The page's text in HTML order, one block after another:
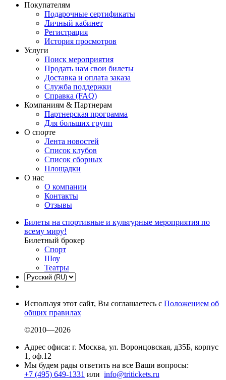
Покупателям
Подарочные сертификаты
Личный кабинет
Регистрация
История просмотров
Услуги
Поиск мероприятия
Продать нам свои билеты
Доставка и оплата заказа
Служба поддержки
Справка (FAQ)
Компаниям & Партнерам
Партнерская программа
Для больших групп
О спорте
Лента новостей
Список клубов
Список сборных
Площадки
О нас
О компании
Контакты
Отзывы
Билеты на спортивные и культурные мероприятия по
всему миру!
Билетный брокер
Спорт
Шоу
Театры
Используя этот сайт, Вы соглашаетесь с Положением об
общих правилах
©2010—2026
Адрес офиса: г. Москва, ул. Воронцовская, д35Б, корпус
1, оф.12
Мы будем рады ответить на все Ваши вопросы:
+7 (495) 649-1331 или info@tritickets.ru